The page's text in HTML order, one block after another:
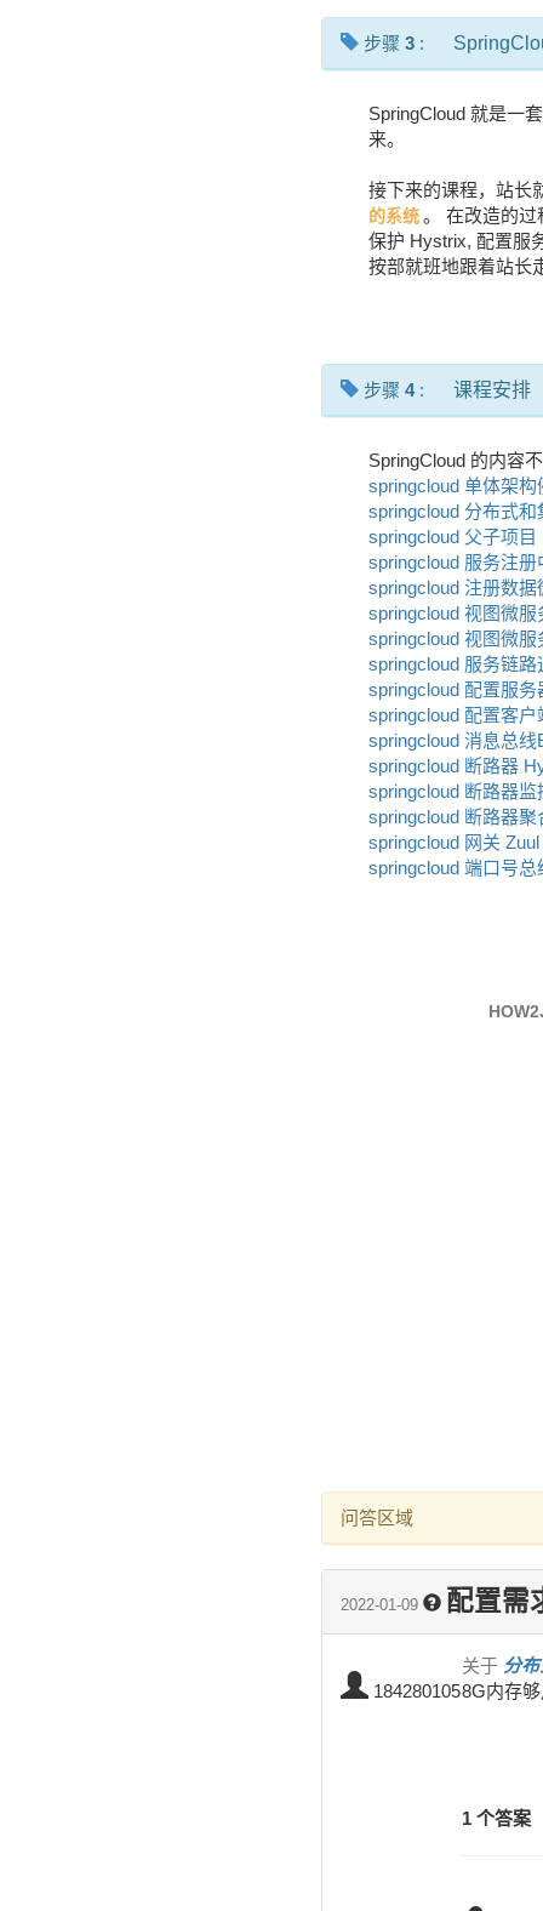
步骤 3 :
SpringCloud 就是一
来。
接下来的课程，站长
的系统 。 在改造的过
保护 Hystrix, 配置服
按部就班地跟着站长
步骤 4: 课程安排
SpringCloud 的内容
springcloud 单体架构
springcloud 分布式和
springcloud 父子项目
springcloud 服务注册
springcloud 注册数据
springcloud 视图微服
springcloud 视图微服
springcloud 服务链路
springcloud 配置服务
springcloud 配置客户
springcloud 消息总线
springcloud 断路器
springcloud 断路器监
springcloud 断路器聚
springcloud 网关 Zuul
springcloud 端口号总
问答区域
2022-01-09 配置需
184280105
关于 分
8G内存
1 个答案